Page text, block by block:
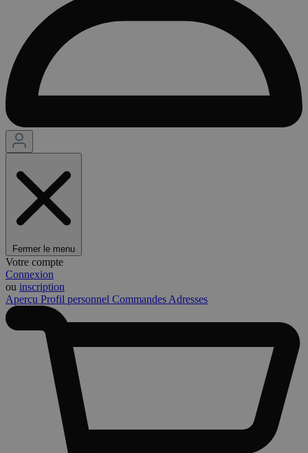
Fermer le menu
Votre compte
Connexion
ou inscription
Aperçu Profil personnel Commandes Adresses